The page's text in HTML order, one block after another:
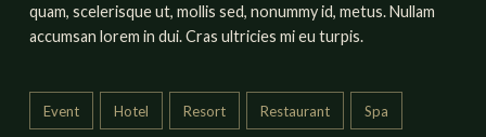
quam, scelerisque ut, mollis sed, nonummy id, metus. Nullam
accumsan lorem in dui. Cras ultricies mi eu turpis.
Event Hotel Resort Restaurant Spa